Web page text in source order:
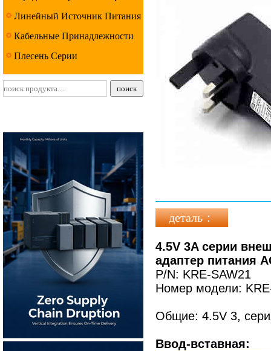
Линейный Источник Питания
Серии
Кабельные Принадлежности
Серии
Плесень Серии
деталь：
4.5V 3A серии
адаптер питания
P/N: KRE-SAW21
Номер модели:
Общие: 4.5V 3,
Ввод-вставная: